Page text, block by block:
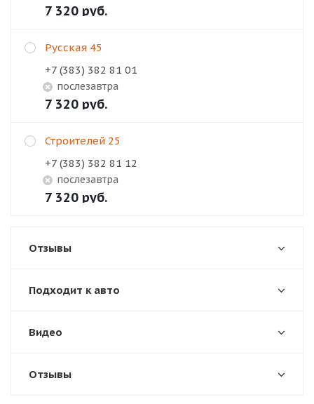
7 320 руб.
Русская 45
+7 (383) 382 81 01
Послезавтра
7 320 руб.
Строителей 25
+7 (383) 382 81 12
Послезавтра
7 320 руб.
Отзывы
Подходит к авто
Видео
Отзывы